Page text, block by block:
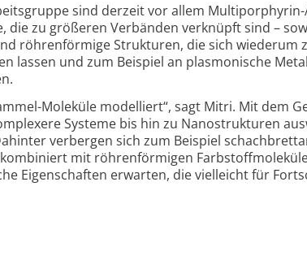
sind derzeit vor allem Multiporphyrin-
zu größeren Verbänden verknüpft sind –
röhrenförmige Strukturen, die sich wiederum
lassen und zum Beispiel an plasmonische
Moleküle modelliert“, sagt Mitri. Mit dem
Systeme bis hin zu Nanostrukturen
verbergen sich zum Beispiel
mit röhrenförmigen
Eigenschaften erwarten, die vielleicht für